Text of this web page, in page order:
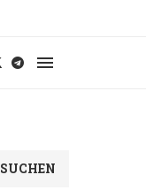
SUCHEN